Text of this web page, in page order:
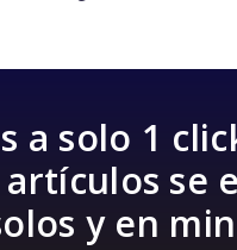
a solo 1
se
y en